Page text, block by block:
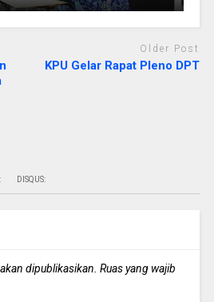
Older Post
KPU Gelar Rapat Pleno DPT
DISQUS:
dipublikasikan. Ruas yang wajib